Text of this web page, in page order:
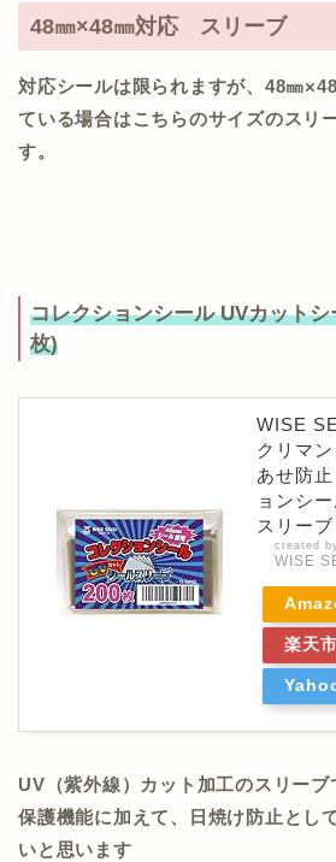
48㎜×48㎜対応 スリーブ
対応シールは限られますが、48㎜
ている場合はこちらのサイズのスリ
す。
コレクションシール UVカット
枚)
WISE
クリマ
あせ防
ョンシ
スリー
created
WISE
楽天
UV（紫外線）カット加工のスリー
保護機能に加えて、日焼け防止とし
いと思います